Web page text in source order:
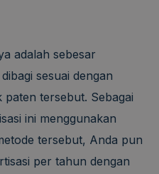
adalah sebesar
sesuai dengan
tersebut. Sebagai
ini menggunakan
tersebut, Anda pun
per tahun dengan